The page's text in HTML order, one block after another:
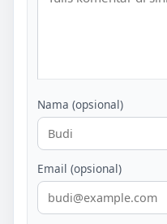
Nama (opsional)
Email (opsional)